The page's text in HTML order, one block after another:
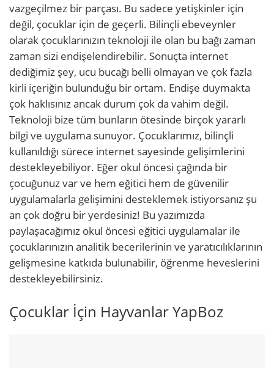
vazgeçilmez bir parçası. Bu sadece yetişkinler için
değil, çocuklar için de geçerli. Bilinçli ebeveynler
olarak çocuklarınızın teknoloji ile olan bu bağı zaman
zaman sizi endişelendirebilir. Sonuçta internet
dediğimiz şey, ucu bucağı belli olmayan ve çok fazla
kirli içeriğin bulunduğu bir ortam. Endişe duymakta
çok haklısınız ancak durum çok da vahim değil.
Teknoloji bize tüm bunların ötesinde birçok yararlı
bilgi ve uygulama sunuyor. Çocuklarımız, bilinçli
kullanıldığı sürece internet sayesinde gelişimlerini
destekleyebiliyor. Eğer okul öncesi çağında bir
çocuğunuz var ve hem eğitici hem de güvenilir
uygulamalarla gelişimini desteklemek istiyorsanız şu
an çok doğru bir yerdesiniz! Bu yazımızda
paylaşacağımız okul öncesi eğitici uygulamalar ile
çocuklarınızın analitik becerilerinin ve yaratıcılıklarının
gelişmesine katkıda bulunabilir, öğrenme heveslerini
destekleyebilirsiniz.
Çocuklar İçin Hayvanlar YapBoz